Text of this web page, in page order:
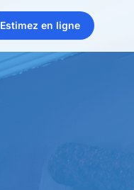
Estimez en ligne